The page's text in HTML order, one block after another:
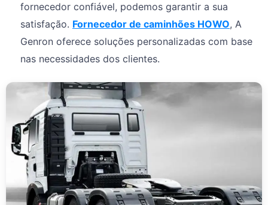
fornecedor confiável, podemos garantir a sua
satisfação. Fornecedor de caminhões HOWO, A
Genron oferece soluções personalizadas com base
nas necessidades dos clientes.